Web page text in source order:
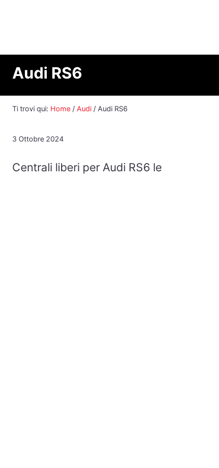
Mauro Racing Car
Marmitte Sportive e Artigianali per Auto
Audi RS6
Ti trovi qui: Home / Audi /Audi RS6
3 Ottobre 2024
Centrali liberi per Audi RS6 le